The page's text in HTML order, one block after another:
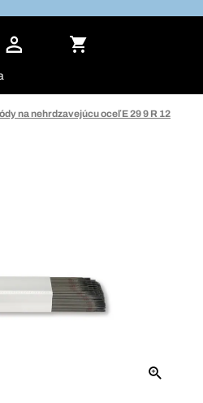
na nehrdzavejúcu oceľ E 29 9 R 12